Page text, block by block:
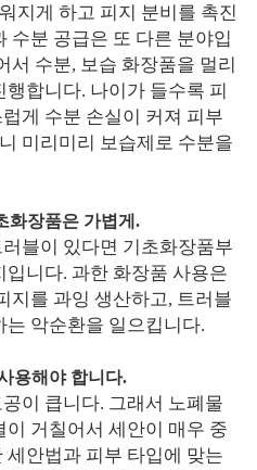
지게 하고 피지 분비를 촉진
수분 공급은 또 다른 분야입
서 수분, 보습 화장품을 멀리
합니다. 나이가 들수록 피
게 수분 손실이 커져 피부
미리미리 보습제로 수분을
화장품은 가볍게.
블이 있다면 기초화장품부
니다. 과한 화장품 사용은
지를 과잉 생산하고, 트러블
악순환을 일으킵니다.
용해야 합니다.
이 큽니다. 그래서 노폐물
거칠어서 세안이 매우 중
안법과 피부 타입에 맞는